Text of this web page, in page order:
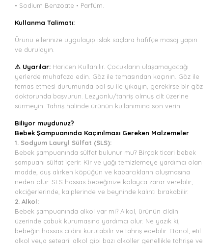
• Sodium Benzoate • Parfüm.
Kullanma Talimatı:
Ürünü ellerinize uygulayıp ıslak saçlara hafifçe masaj yapın
ve durulayın.
⚠ Uyarılar: Haricen Kullanılır. Çocukların ulaşamayacağı
yerlerde muhafaza edin. Göz ile temasından kaçının. Göz ile
temas etmesi durumunda bol su ile yıkayın, gerekirse bir göz
doktorunda başvurun. Lezyonlu/tahriş olmuş cilt üzerine
sürmeyin. Tahriş halinde ürünün kullanımına son verin.
Biliyor muydunuz?
Bebek Şampuanında Kaçınılması Gereken Malzemeler
1. Sodyum Lauryl Sülfat (SLS):
Bebek şampuanında sülfat bulunur mu? Birçok ticari bebek
şampuanı sülfat içerir. Kir ve yağı temizlemeye yardımcı olan
madde, duş alırken köpüğün ve kabarcıkların oluşmasına
neden olur. SLS hassas bebeğinize kolayca zarar verebilir,
akciğerlerinde, kalplerinde ve beyninde kalıntı bırakabilir.
2. Alkol:
Bebek şampuanında alkol var mı? Alkol, ürünün cildin
üzerinde çabuk kurumasına yardımcı olur. Ne yazık ki,
bebeğin hassas cildini kurutabilir ve tahriş edebilir. Etanol, etil
alkol veya setearil alkol gibi bazı alkoller genellikle tahrişe ve